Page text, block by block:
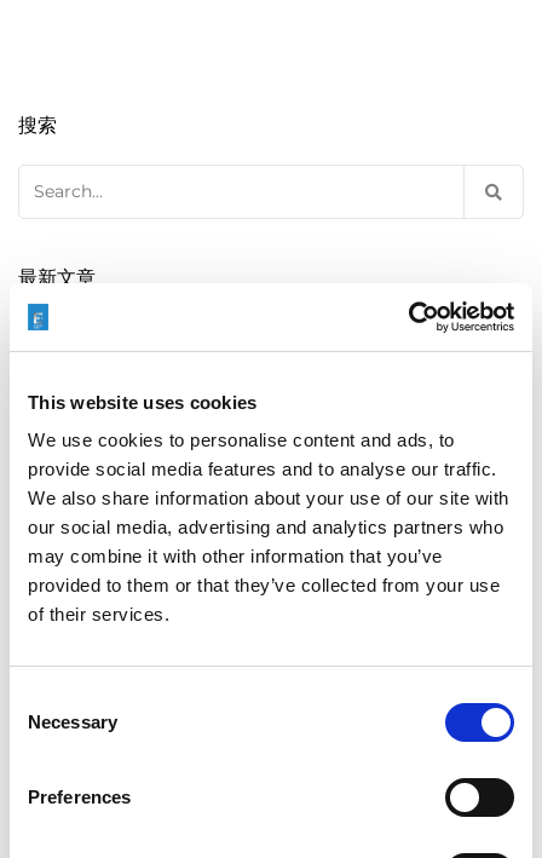
This website uses cookies
We use cookies to personalise content and ads, to
provide social media features and to analyse our traffic.
We also share information about your use of our site with
our social media, advertising and analytics partners who
may combine it with other information that you’ve
provided to them or that they’ve collected from your use
of their services.
Selection
Necessary
Preferences
搜索
最新文章
限
EXTRUSAX 如何利用磨粒流加工 (AFM) 技术提升铝型材